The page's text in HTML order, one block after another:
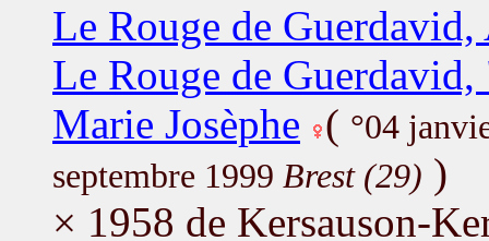
Le Rouge de Guerdavid,
Le Rouge de
Marie Josèphe ( °04
septembre 1999 Brest (29) )
× 1958 de Kersauson-